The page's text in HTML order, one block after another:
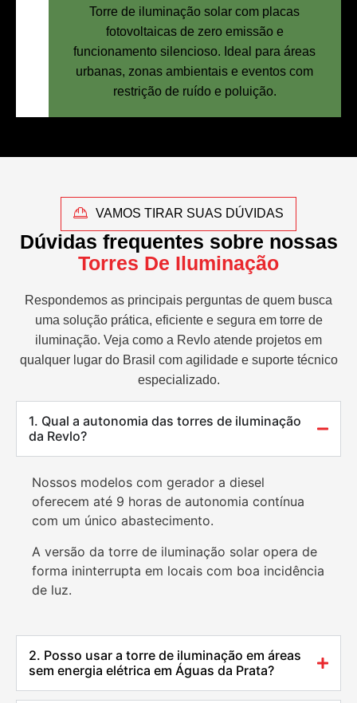
Torre de iluminação solar com placas
fotovoltaicas de zero emissão e
funcionamento silencioso. Ideal para áreas
urbanas, zonas ambientais e eventos com
restrição de ruído e poluição.
VAMOS TIRAR SUAS DÚVIDAS
Dúvidas frequentes sobre nossas
Torres De Iluminação
Respondemos as principais perguntas de quem busca
uma solução prática, eficiente e segura em torre de
iluminação. Veja como a Revlo atende projetos em
qualquer lugar do Brasil com agilidade e suporte técnico
especializado.
1. Qual a autonomia das torres de iluminação
da Revlo?
Nossos modelos com gerador a diesel
oferecem até 9 horas de autonomia contínua
com um único abastecimento.
A versão da torre de iluminação solar opera de
forma ininterrupta em locais com boa incidência
de luz.
2. Posso usar a torre de iluminação em áreas
sem energia elétrica em Águas da Prata?